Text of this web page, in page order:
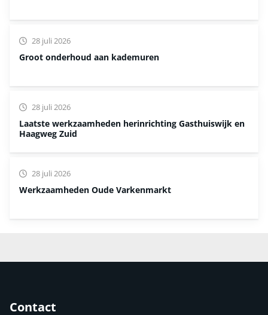
Groot onderhoud aan kademuren
28 juli 2026
Laatste werkzaamheden herinrichting Gasthuiswijk en
Haagweg Zuid
28 juli 2026
Werkzaamheden Oude Varkenmarkt
28 juli 2026
Contact